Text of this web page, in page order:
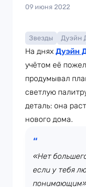
09 июня 2022
Звезды Дуэйн
На днях Дуэйн
учётом её
продумывал
светлую
деталь: она
нового дома.
«Нет
если у тебя